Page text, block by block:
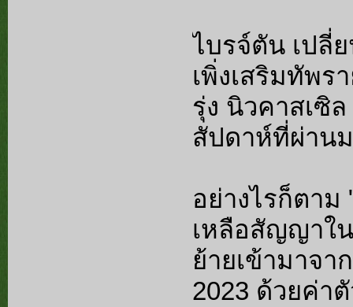
ไบรจ์ตัน เปลี่
เพิ่งเสริมทัพ
รุ่ง นิวคาสเซิ
สัปดาห์ที่ผ่าน
อย่างไรก็ตา
เหลือสัญญาใ
ย้ายเข้ามาจ
2023 ด้วยค่า